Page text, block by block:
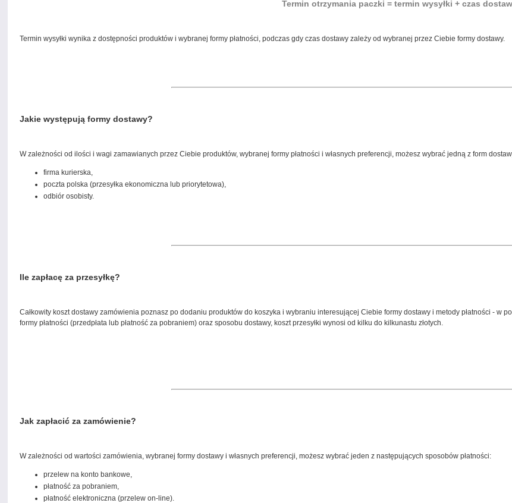
Termin otrzymania paczki = termin wysyłki + czas
Termin wysyłki wynika z dostępności produktów i wybranej formy płatności, podczas gdy czas dostawy zależy od wybranej przez Ciebie formy dostawy.
Jakie występują formy dostawy?
W zależności od ilości i wagi zamawianych przez Ciebie produktów, wybranej formy płatności i własnych preferencji, możesz wybrać jedną z form
firma kurierska,
poczta polska (przesyłka ekonomiczna lub priorytetowa),
odbiór osobisty.
Ile zapłacę za przesyłkę?
Całkowity koszt dostawy zamówienia poznasz po dodaniu produktów do koszyka i wybraniu interesującej Ciebie formy dostawy i metody płatności - w
formy płatności (przedpłata lub płatność za pobraniem) oraz sposobu dostawy, koszt przesyłki wynosi od kilku do kilkunastu złotych.
Jak zapłacić za zamówienie?
W zależności od wartości zamówienia, wybranej formy dostawy i własnych preferencji, możesz wybrać jeden z następujących sposobów płatności:
przelew na konto bankowe,
płatność za pobraniem,
płatność elektroniczna (przelew on-line).